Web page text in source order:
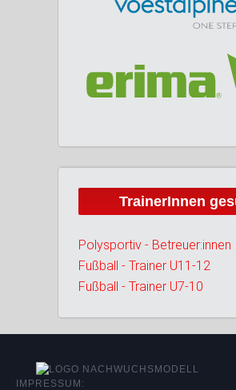
TrainerInnen
Polysportiv - Betreuer:innen
Fußball - Trainer U11-12
Fußball - Trainer U7-10
IMPRESSUM: